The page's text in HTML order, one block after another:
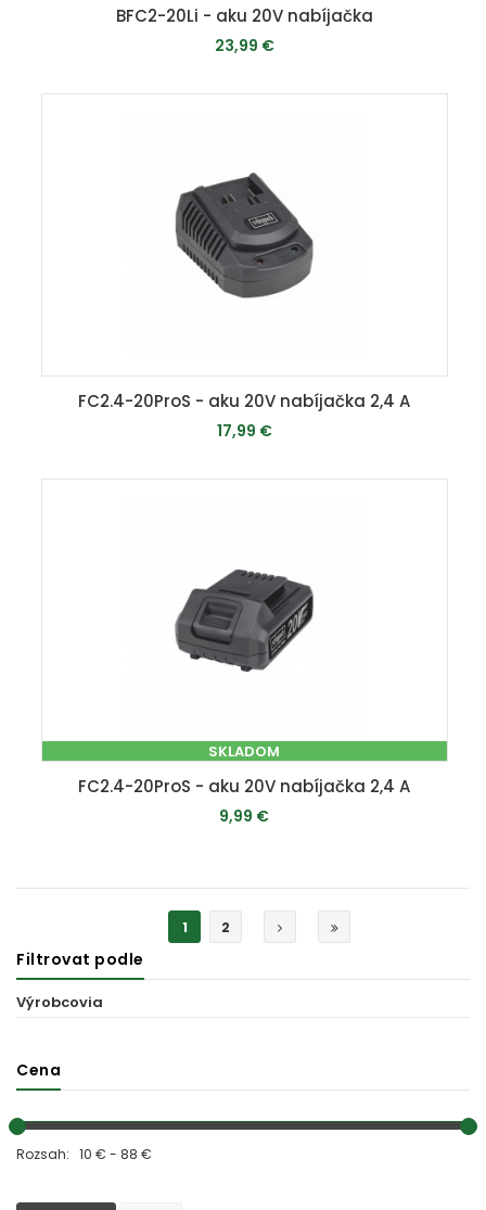
BFC2-20Li - aku 20V nabíjačka
23,99 €
FC2.4-20ProS - aku 20V nabíjačka 2,4 A
17,99 €
SKLADOM
FC2.4-20ProS - aku 20V nabíjačka 2,4 A
9,99 €
1 2
Filtrovat podle
Výrobcovia
Cena
Rozsah: 10 € - 88 €